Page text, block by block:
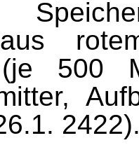
(je 500